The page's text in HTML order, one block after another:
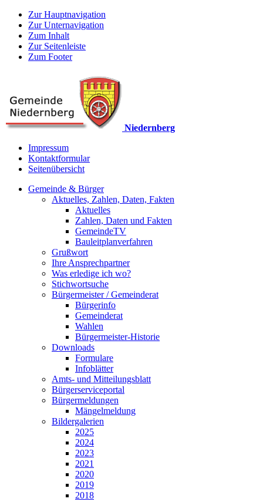
Zur Hauptnavigation
Zur Unternavigation
Zum Inhalt
Zur Seitenleiste
Zum Footer
Niedernberg
Impressum
Kontaktformular
Seitenübersicht
Gemeinde & Bürger
Aktuelles, Zahlen, Daten, Fakten
Aktuelles
Zahlen, Daten und Fakten
GemeindeTV
Bauleitplanverfahren
Grußwort
Ihre Ansprechpartner
Was erledige ich wo?
Stichwortsuche
Bürgermeister / Gemeinderat
Bürgerinfo
Gemeinderat
Wahlen
Bürgermeister-Historie
Downloads
Formulare
Infoblätter
Amts- und Mitteilungsblatt
Bürgerserviceportal
Bürgermeldungen
Mängelmeldung
Bildergalerien
2025
2024
2023
2021
2020
2019
2018